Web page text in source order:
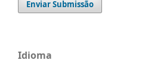
Enviar Submissão
Idioma